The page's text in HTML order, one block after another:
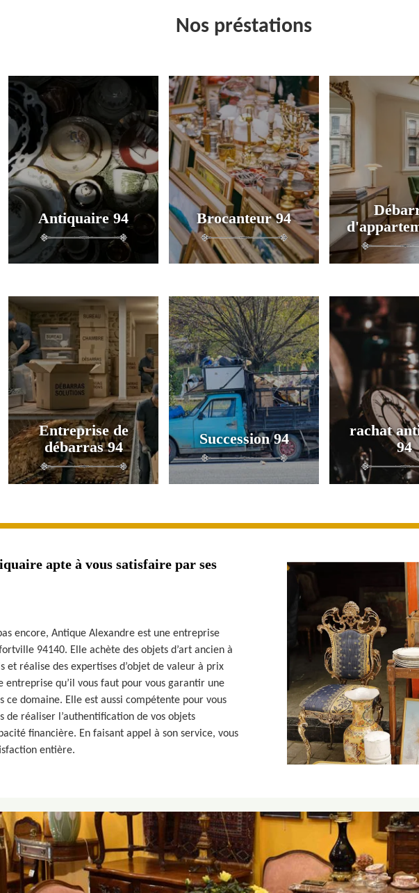
Nos préstations
Antiquaire 94 Brocanteur 94
Entreprise de
débarras 94
Succession 94
rachat
94
apte à vous satisfaire par ses
encore, Antique Alexandre est une entreprise
94140. Elle achète des objets d’art ancien à
et réalise des expertises d’objet de valeur à prix
entreprise qu’il vous faut pour vous garantir une
ce domaine. Elle est aussi compétente pour vous
de réaliser l’authentification de vos objets
financière. En faisant appel à son service, vous
entière.